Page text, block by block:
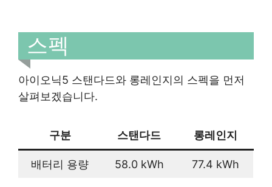
스펙
아이오닉5 스탠다드와 롱레인지의 스펙을 먼저
살펴보겠습니다.
구분 스탠다드 롱레인지
배터리 용량 58.0 kWh 77.4 kWh